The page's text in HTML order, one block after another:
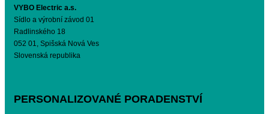
VYBO Electric a.s.
Sídlo a výrobní závod 01
Radlinského 18
052 01, Spišská Nová Ves
Slovenská republika
PERSONALIZOVANÉ PORADENSTVÍ